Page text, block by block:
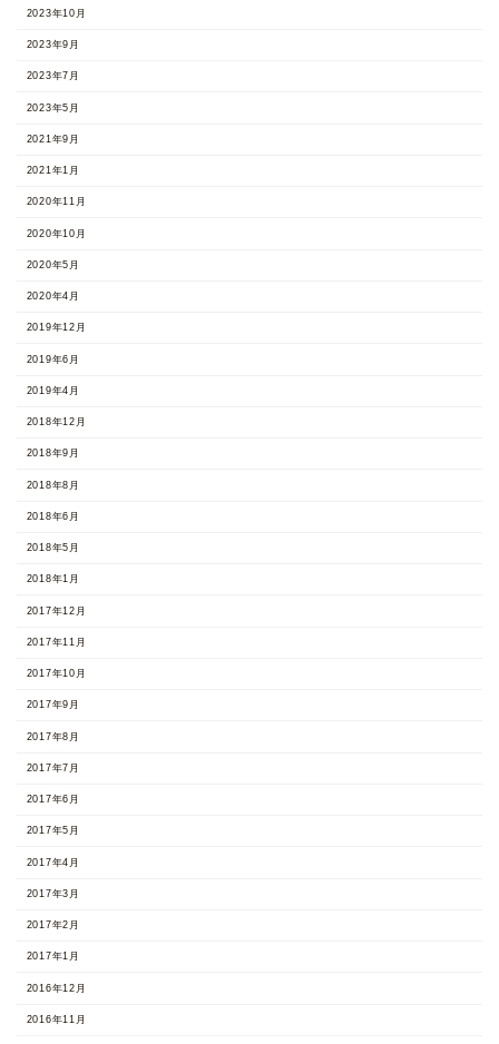
2023年10月
2023年9月
2023年7月
2023年5月
2021年9月
2021年1月
2020年11月
2020年10月
2020年5月
2020年4月
2019年12月
2019年6月
2019年4月
2018年12月
2018年9月
2018年8月
2018年6月
2018年5月
2018年1月
2017年12月
2017年11月
2017年10月
2017年9月
2017年8月
2017年7月
2017年6月
2017年5月
2017年4月
2017年3月
2017年2月
2017年1月
2016年12月
2016年11月